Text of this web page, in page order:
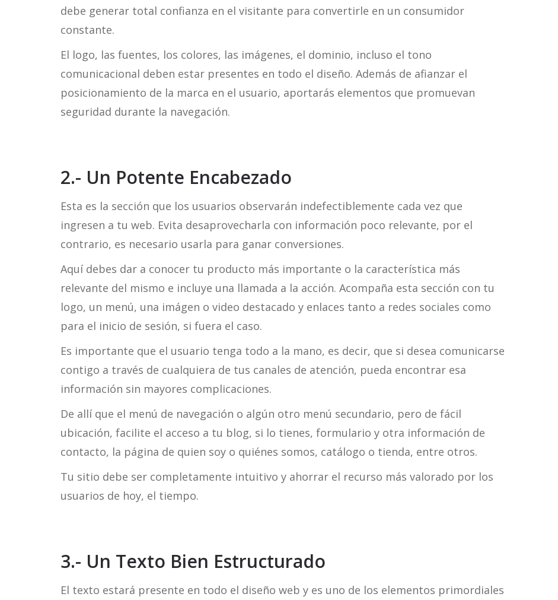
debe generar total confianza en el visitante para convertirle en un consumidor
constante.
El logo, las fuentes, los colores, las imágenes, el dominio, incluso el tono
comunicacional deben estar presentes en todo el diseño. Además de afianzar el
posicionamiento de la marca en el usuario, aportarás elementos que promuevan
seguridad durante la navegación.
2.- Un Potente Encabezado
Esta es la sección que los usuarios observarán indefectiblemente cada vez que
ingresen a tu web. Evita desaprovecharla con información poco relevante, por el
contrario, es necesario usarla para ganar conversiones.
Aquí debes dar a conocer tu producto más importante o la característica más
relevante del mismo e incluye una llamada a la acción. Acompaña esta sección con tu
logo, un menú, una imágen o video destacado y enlaces tanto a redes sociales como
para el inicio de sesión, si fuera el caso.
Es importante que el usuario tenga todo a la mano, es decir, que si desea comunicarse
contigo a través de cualquiera de tus canales de atención, pueda encontrar esa
información sin mayores complicaciones.
De allí que el menú de navegación o algún otro menú secundario, pero de fácil
ubicación, facilite el acceso a tu blog, si lo tienes, formulario y otra información de
contacto, la página de quien soy o quiénes somos, catálogo o tienda, entre otros.
Tu sitio debe ser completamente intuitivo y ahorrar el recurso más valorado por los
usuarios de hoy, el tiempo.
3.- Un Texto Bien Estructurado
El texto estará presente en todo el diseño web y es uno de los elementos primordiales